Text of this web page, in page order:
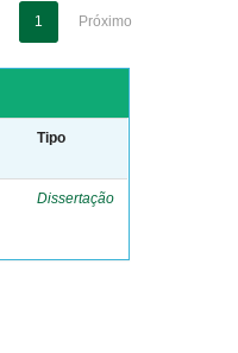
1 Próximo
Tipo
Dissertação